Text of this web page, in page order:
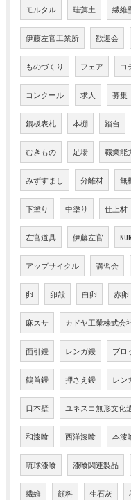
モルタル 珪藻土 繊維
伊藤左官工業所 歓迎会
ものづくり フェア コ
コンクール 求人 募集
銅板表札 本棚 踏台
むきもの 足場 職業能
みずすまし 分離材 無
下塗り 中塗り 仕上材
左官道具 伊藤左官
アップサイクル 講習会
卵 卵殻 白卵 赤卵
麻スサ カドヤ工業株式会
面引鏝 レンガ鏝 ブロ
鶴首鏝 押さえ鏝 レン
日本壁 ユネスコ無形文化
和漆喰 西洋漆喰 本漆
琉球漆喰 漆喰関連製品
繊維 顔料 生石灰